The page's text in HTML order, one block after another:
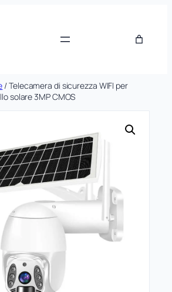
/ Telecamera di sicurezza WIFI per
solare 3MP CMOS